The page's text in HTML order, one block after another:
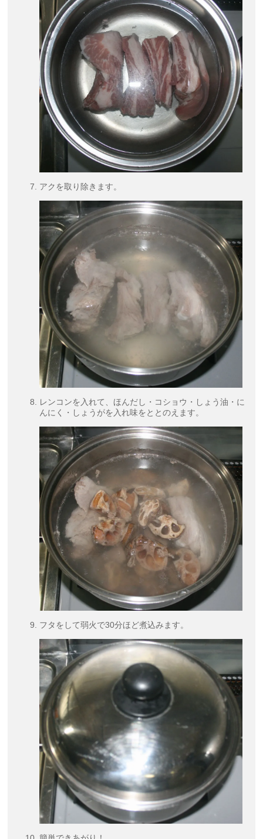
アクを取り除きます。
レンコンを入れて、ほんだし・コショウ・しょう油・に
んにく・しょうがを入れ味をととのえます。
フタをして弱火で30分ほど煮込みます。